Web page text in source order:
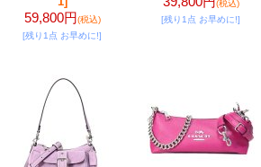
59,800円(税込)
[残り1点 お早めに!]
(税込)
[残り1点 お早めに!]